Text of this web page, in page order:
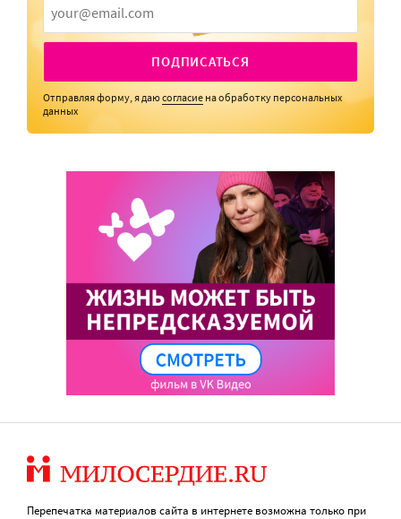
ПОДПИСАТЬСЯ
Отправляя форму, я даюсогласие на обработку персональных
данных
Перепечатка материалов сайта в интернете возможна только при